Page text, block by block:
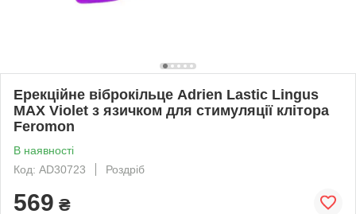
Ерекційне віброкільце Adrien Lastic Lingus
MAX Violet з язичком для стимуляції клітора
Feromon
В наявності
Код: AD30723
Роздріб
569 ₴